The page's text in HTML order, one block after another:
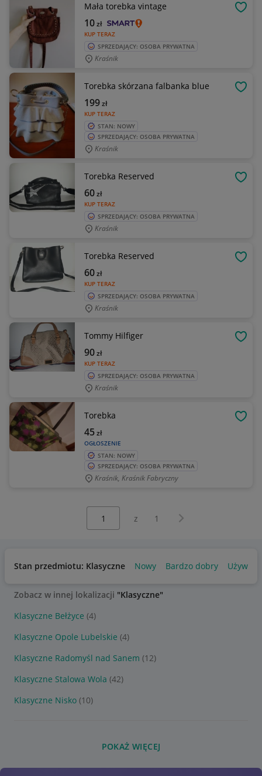
Mała torebka vintage
KUP TERAZ
10zł
SPRZEDAJĄCY: OSOBA PRYWATNA
Kraśnik
Torebka skórzana falbanka blue
KUP TERAZ
199zł
STAN: NOWY
SPRZEDAJĄCY: OSOBA PRYWATNA
Kraśnik
Torebka Reserved
KUP TERAZ
60zł
SPRZEDAJĄCY: OSOBA PRYWATNA
Kraśnik
Torebka Reserved
KUP TERAZ
60zł
SPRZEDAJĄCY: OSOBA PRYWATNA
Kraśnik
Tommy Hilfiger
KUP TERAZ
90zł
SPRZEDAJĄCY: OSOBA PRYWATNA
Kraśnik
Torebka
OGŁOSZENIE
45zł
STAN: NOWY
SPRZEDAJĄCY: OSOBA PRYWATNA
Kraśnik, Kraśnik Fabryczny
z 1 Następna strona
Stan przedmiotu: Klasyczne Nowy Bardzo dobry Używany
Zobacz w innej lokalizacji "Klasyczne"
Klasyczne Bełżyce (4)
Klasyczne Opole Lubelskie (4)
Klasyczne Radomyśl nad Sanem (12)
Klasyczne Stalowa Wola (42)
Klasyczne Nisko (10)
POKAŻ WIĘCEJ